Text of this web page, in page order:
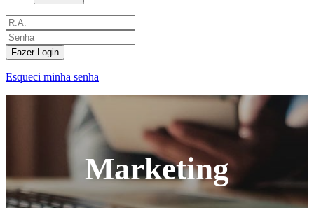
Fazer Login
Esqueci minha senha
Marketing